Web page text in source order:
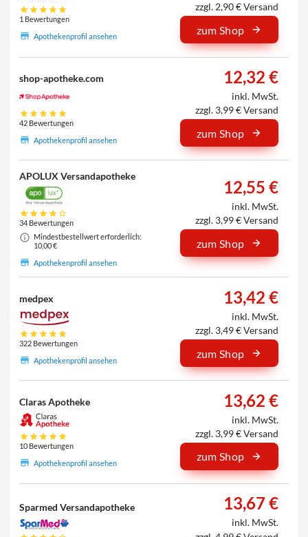
1 Bewertungen
Apothekenprofil ansehen
zzgl. 2,90 € Versand
zum Shop
shop-apotheke.com
42 Bewertungen
Apothekenprofil ansehen
12,32 €
inkl. MwSt.
zzgl. 3,99 € Versand
zum Shop
APOLUX Versandapotheke
34 Bewertungen
Mindestbestellwert erforderlich:
10,00 €
Apothekenprofil ansehen
12,55 €
inkl. MwSt.
zzgl. 3,99 € Versand
zum Shop
medpex
322 Bewertungen
Apothekenprofil ansehen
13,42 €
inkl. MwSt.
zzgl. 3,49 € Versand
zum Shop
Claras Apotheke
10 Bewertungen
Apothekenprofil ansehen
13,62 €
inkl. MwSt.
zzgl. 3,99 € Versand
zum Shop
Sparmed Versandapotheke 13,67 €
inkl. MwSt.